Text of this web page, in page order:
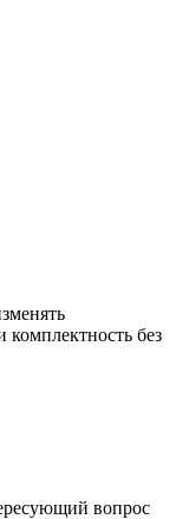
комплектность без
вопрос